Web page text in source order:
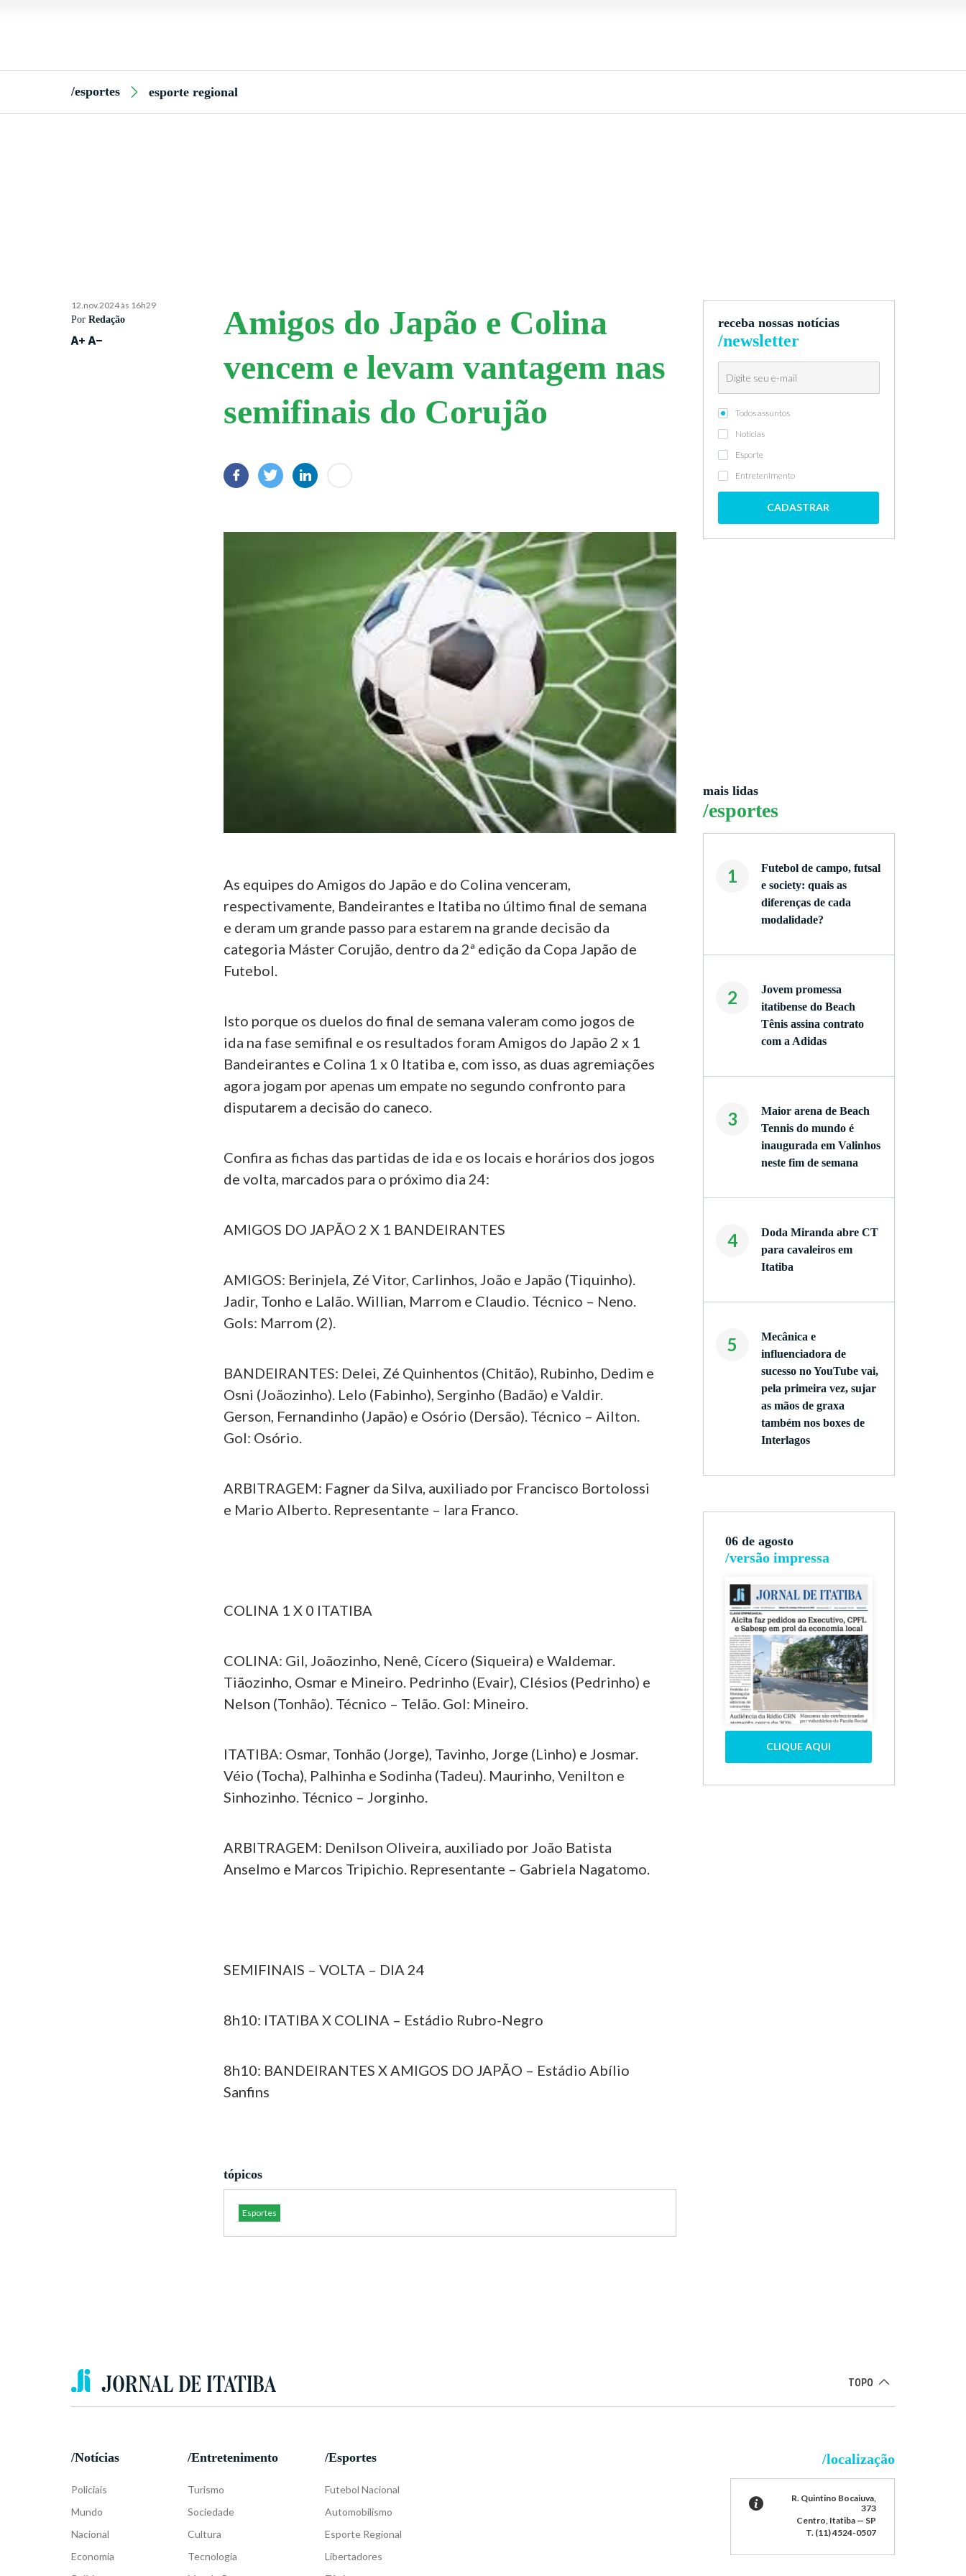
/esportes esporte regional
12.nov.2024 às 16h29
PorRedação
Amigos do Japão e Colina
vencem e levam vantagem nas
semifinais do Corujão
As equipes do Amigos do Japão e do Colina venceram,
respectivamente, Bandeirantes e Itatiba no último final de semana
e deram um grande passo para estarem na grande decisão da
categoria Máster Corujão, dentro da 2ª edição da Copa Japão de
Futebol.
Isto porque os duelos do final de semana valeram como jogos de
ida na fase semifinal e os resultados foram Amigos do Japão 2 x 1
Bandeirantes e Colina 1 x 0 Itatiba e, com isso, as duas agremiações
agora jogam por apenas um empate no segundo confronto para
disputarem a decisão do caneco.
Confira as fichas das partidas de ida e os locais e horários dos jogos
de volta, marcados para o próximo dia 24:
AMIGOS DO JAPÃO 2 X 1 BANDEIRANTES
AMIGOS: Berinjela, Zé Vitor, Carlinhos, João e Japão (Tiquinho).
Jadir, Tonho e Lalão. Willian, Marrom e Claudio. Técnico – Neno.
Gols: Marrom (2).
BANDEIRANTES: Delei, Zé Quinhentos (Chitão), Rubinho, Dedim e
Osni (Joãozinho). Lelo (Fabinho), Serginho (Badão) e Valdir.
Gerson, Fernandinho (Japão) e Osório (Dersão). Técnico – Ailton.
Gol: Osório.
ARBITRAGEM: Fagner da Silva, auxiliado por Francisco Bortolossi
e Mario Alberto. Representante – Iara Franco.
COLINA 1 X 0 ITATIBA
COLINA: Gil, Joãozinho, Nenê, Cícero (Siqueira) e Waldemar.
Tiãozinho, Osmar e Mineiro. Pedrinho (Evair), Clésios (Pedrinho) e
Nelson (Tonhão). Técnico – Telão. Gol: Mineiro.
ITATIBA: Osmar, Tonhão (Jorge), Tavinho, Jorge (Linho) e Josmar.
Véio (Tocha), Palhinha e Sodinha (Tadeu). Maurinho, Venilton e
Sinhozinho. Técnico – Jorginho.
ARBITRAGEM: Denilson Oliveira, auxiliado por João Batista
Anselmo e Marcos Tripichio. Representante – Gabriela Nagatomo.
SEMIFINAIS – VOLTA – DIA 24
8h10: ITATIBA X COLINA – Estádio Rubro-Negro
8h10: BANDEIRANTES X AMIGOS DO JAPÃO – Estádio Abílio
Sanfins
tópicos
Esportes
receba nossas notícias
/newsletter
Todos assuntos
Notícias
Esporte
Entretenimento
CADASTRAR
mais lidas
/esportes
1
Futebol de campo, futsal
e society: quais as
diferenças de cada
modalidade?
2
Jovem promessa
itatibense do Beach
Tênis assina contrato
com a Adidas
3
Maior arena de Beach
Tennis do mundo é
inaugurada em Valinhos
neste fim de semana
4
Doda Miranda abre CT
para cavaleiros em
Itatiba
5
Mecânica e
influenciadora de
sucesso no YouTube vai,
pela primeira vez, sujar
as mãos de graxa
também nos boxes de
Interlagos
06 de agosto
/versão impressa
CLIQUE AQUI
TOPO
/Notícias
Policiais
Mundo
Nacional
Economia
/Entretenimento
Turismo
Sociedade
Cultura
Tecnologia
/Esportes
Futebol Nacional
Automobilismo
Esporte Regional
Libertadores
/localização
R. Quintino Bocaiuva,
373
Centro, Itatiba — SP
T. (11) 4524-0507